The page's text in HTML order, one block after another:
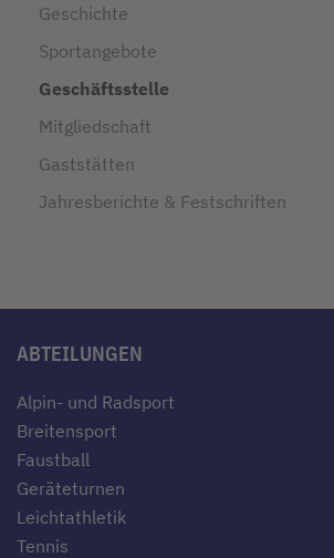
Geschichte
Sportangebote
Geschäftsstelle
Mitgliedschaft
Gaststätten
Jahresberichte & Festschriften
ABTEILUNGEN
Alpin- und Radsport
Breitensport
Faustball
Geräteturnen
Leichtathletik
Tennis